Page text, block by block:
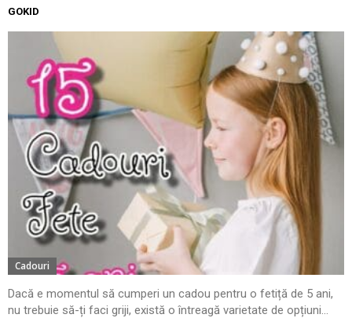
GOKID
Cadouri
Dacă e momentul să cumperi un cadou pentru o fetiță de 5 ani,
nu trebuie să-ți faci griji, există o întreagă varietate de opțiuni...